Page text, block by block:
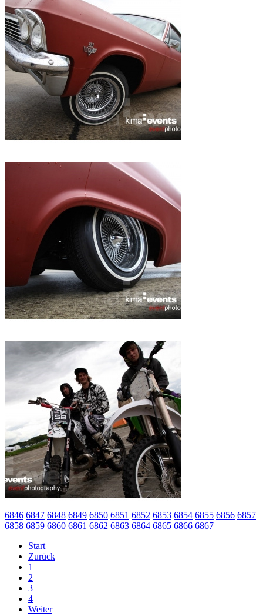
6846 6847 6848 6849 6850 6851 6852 6853 6854 6855 6856 6857
6858 6859 6860 6861 6862 6863 6864 6865 6866 6867
Start
Zurück
1
2
3
4
Weiter